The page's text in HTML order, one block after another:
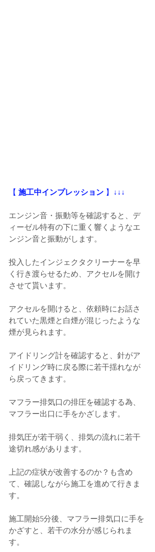
【 施工中インプレッション 】 ↓↓↓
エンジン音・振動等を確認すると、デ
ィーゼル特有の下に重く響くようなエ
ンジン音と振動がします。
投入したインジェクタクリーナーを早
く行き渡らせるため、アクセルを開け
させて貰います。
アクセルを開けると、依頼時にお話さ
れていた黒煙と白煙が混じったような
煙が見られます。
アイドリング計を確認すると、針がア
イドリング時に戻る際に若干揺れなが
ら戻ってきます。
マフラー排気口の排圧を確認する為、
マフラー出口に手をかざします。
排気圧が若干弱く、排気の流れに若干
途切れ感があります。
上記の症状が改善するのか？も含め
て、確認しながら施工を進めて行きま
す。
施工開始5分後、マフラー排気口に手を
かざすと、若干の水分が感じられま
す。